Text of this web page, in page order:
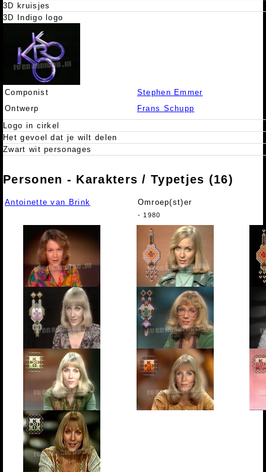
3D kruisjes
3D Indigo logo
Componist
Stephen Emmer
Ontwerp
Frans Schupp
Logo in cirkel
Het gevoel dat je wilt delen
Zwart wit personages
Personen - Karakters / Typetjes (16)
Antoinette van Brink Omroep(st)er
- 1980